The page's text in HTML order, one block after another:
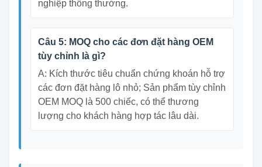
nghiệp thông thường.
Câu 5: MOQ cho các đơn đặt hàng OEM
tùy chỉnh là gì?
A: Kích thước tiêu chuẩn chứng khoán hỗ trợ
các đơn đặt hàng lô nhỏ; Sản phẩm tùy chỉnh
OEM MOQ là 500 chiếc, có thể thương
lượng cho khách hàng hợp tác lâu dài.